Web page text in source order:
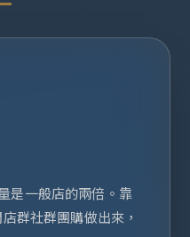
是一般店的兩倍。靠
群社群團購做出來，